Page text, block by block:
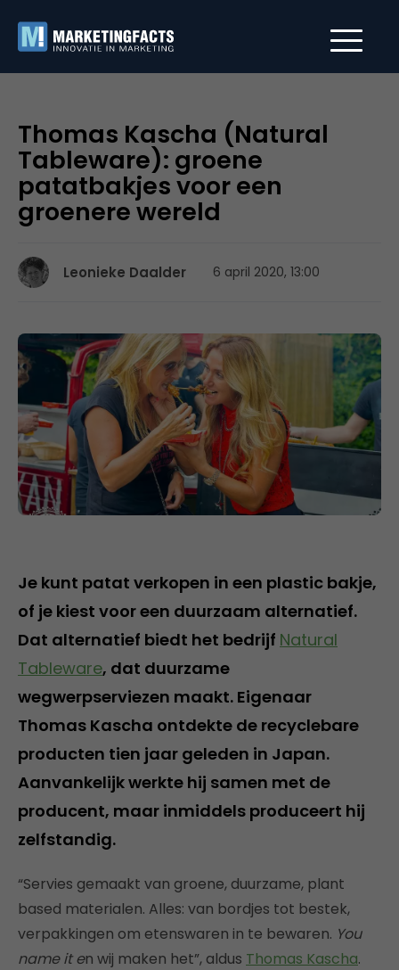
Thomas Kascha (Natural
Tableware): groene
patatbakjes voor een
groenere wereld
Leonieke Daalder 6 april 2020, 13:00
Je kunt patat verkopen in een plastic bakje,
of je kiest voor een duurzaam alternatief.
Dat alternatief biedt het bedrijf Natural
Tableware, dat duurzame
wegwerpserviezen maakt. Eigenaar
Thomas Kascha ontdekte de recyclebare
producten tien jaar geleden in Japan.
Aanvankelijk werkte hij samen met de
producent, maar inmiddels produceert hij
zelfstandig.
“Servies gemaakt van groene, duurzame, plant
based materialen. Alles: van bordjes tot bestek,
verpakkingen om etenswaren in te bewaren. You
name it en wij maken het”, aldus Thomas Kascha.